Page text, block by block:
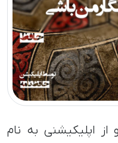
اپلیکیشنی به نام